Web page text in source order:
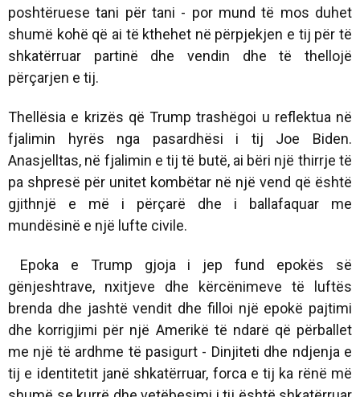
poshtëruese tani për tani - por mund të mos duhet
shumë kohë që ai të kthehet në përpjekjen e tij për të
shkatërruar partinë dhe vendin dhe të thellojë
përçarjen e tij.
Thellësia e krizës që Trump trashëgoi u reflektua në
fjalimin hyrës nga pasardhësi i tij Joe Biden.
Anasjelltas, në fjalimin e tij të butë, ai bëri një thirrje të
pa shpresë për unitet kombëtar në një vend që është
gjithnjë e më i përçarë dhe i ballafaquar me
mundësinë e një lufte civile.
Epoka e Trump gjoja i jep fund epokës së
gënjeshtrave, nxitjeve dhe kërcënimeve të luftës
brenda dhe jashtë vendit dhe filloi një epokë pajtimi
dhe korrigjimi për një Amerikë të ndarë që përballet
me një të ardhme të pasigurt - Dinjiteti dhe ndjenja e
tij e identitetit janë shkatërruar, forca e tij ka rënë më